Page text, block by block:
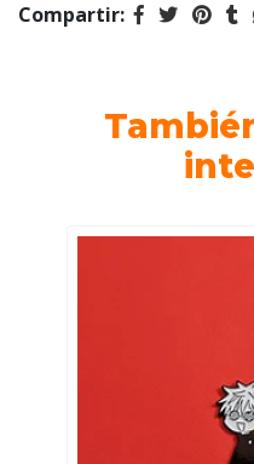
Compartir: